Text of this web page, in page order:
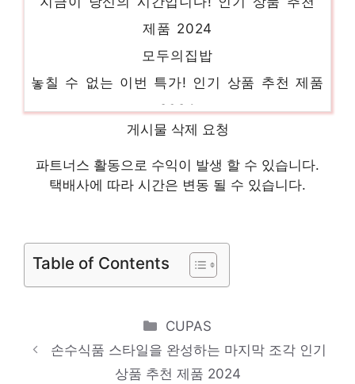
된장무장아찌
제품 2024
품 2024
콩마요김부각
염장깻잎
게시물 삭제 요청
파트너스 활동으로 수익이 발생 할 수 있습니다.
택배사에 따라 시간은 변동 될 수 있습니다.
Table of Contents
Categories
CUPAS
손수식품 스타일을 완성하는 마지막 조각 인기
상품 추천 제품 2024